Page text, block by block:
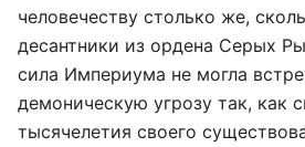
человечеству столько же,
десантники из ордена Серых
сила Империума не могла
демоническую угрозу так, как
тысячелетия своего